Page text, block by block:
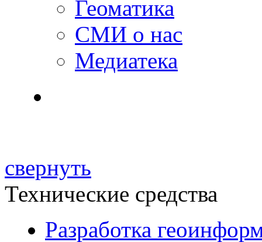
Геоматика
СМИ о нас
Медиатека
свернуть
Технические средства
Разработка